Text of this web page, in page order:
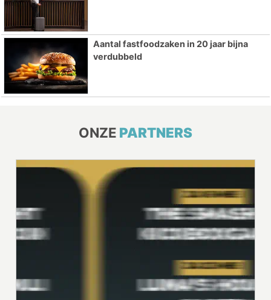
Aantal fastfoodzaken in 20 jaar bijna
verdubbeld
ONZE PARTNERS